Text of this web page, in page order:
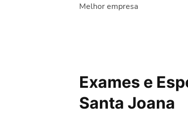
Melhor empresa
Exames e
Santa Joana